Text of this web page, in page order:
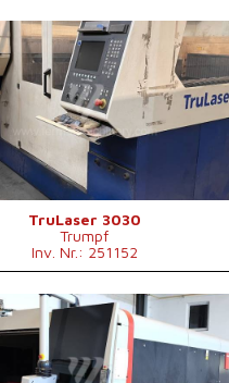
2007
3000 mm
1500 mm
20 mm
3200 W
nein
900 kg
L x B x H
8800 x 6010 x 2400 mm
12000 kg
nein
TruLaser 3030
Trumpf
Inv. Nr.: 251152
2019
3000 mm
1500 mm
15 mm